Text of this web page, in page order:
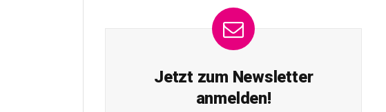
Jetzt zum Newsletter
anmelden!